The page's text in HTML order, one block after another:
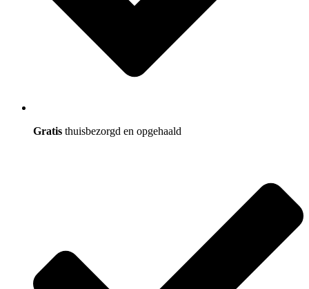
Gratis thuisbezorgd en opgehaald